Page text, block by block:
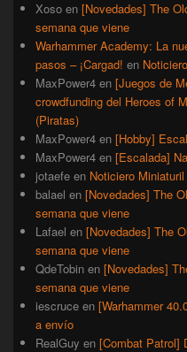
Xoso en [Novedades] The
semana que viene
Warhammer Academy: La
pasos – ¡Cargad! en
MaxPower4 en [Juegos de
crowdfunding del Heroes of
(Piratas)
MaxPower4 en [Hobby]
MaxPower4 en [Escalada]
jotaefe en Noticiero
balael en [Novedades] The
semana que viene
Lafael en [Novedades] The
semana que viene
QdeTobin en [Novedades]
semana que viene
iescruce en [Warhammer
a envío
RealGuy en [Combat Patrol]